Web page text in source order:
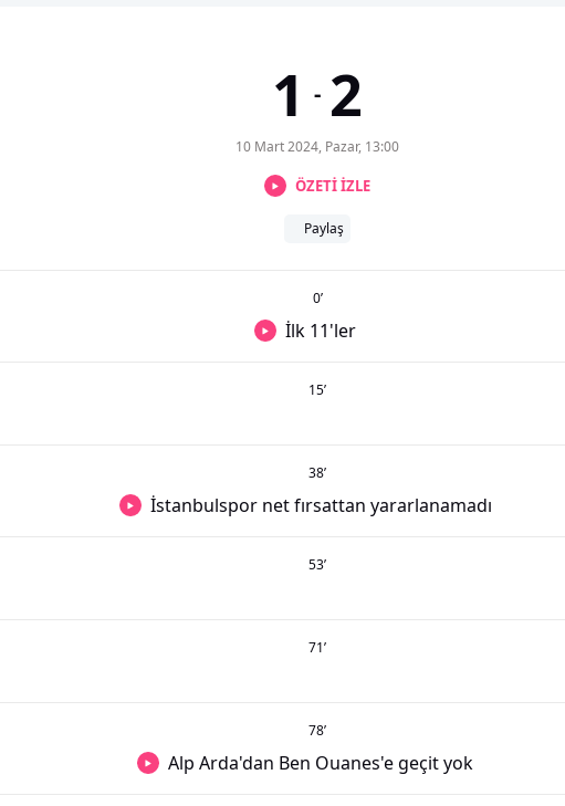
1 - 2
10 Mart 2024, Pazar, 13:00
ÖZETİ İZLE
Paylaş
0’
İlk 11'ler
15’
38’
İstanbulspor net fırsattan yararlanamadı
53’
71’
78’
Alp Arda'dan Ben Ouanes'e geçit yok